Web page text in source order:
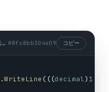
問題点は小数点以下の丸め方法 (csharp) #8fc8bb304e09 コピー
.WriteLine (((decimal)